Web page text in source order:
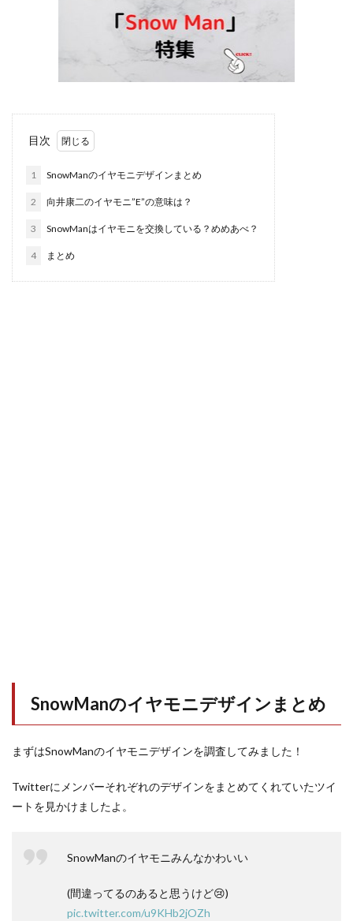
目次
1 SnowManのイヤモニデザインまとめ
2 向井康二のイヤモニ”E”の意味は？
3 SnowManはイヤモニを交換している？めめあべ？
4 まとめ
SnowManのイヤモニデザインまとめ
まずはSnowManのイヤモニデザインを調査してみました！
Twitterにメンバーそれぞれのデザインをまとめてくれていたツイ
ートを見かけましたよ。
SnowManのイヤモニみんなかわいい
(間違ってるのあると思うけど😢)
pic.twitter.com/u9KHb2jOZh